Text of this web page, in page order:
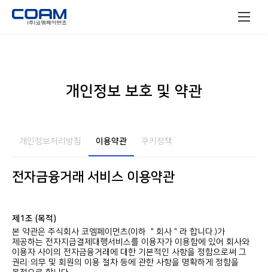
개인정보 보호 및 약관
개인정보처리방침 이용약관 쿠키정책
전자금융거래 서비스 이용약관
제1조 (목적)
본 약관은 주식회사 코엠페이먼츠(이하 ＂회사＂라 합니다.)가
제공하는 전자지급결제대행서비스를 이용자가 이용함에 있어 회사와
이용자 사이의 전자금융거래에 대한 기본적인 사항을 정함으로써 그
권리·의무 및 회원의 이용 절차 등에 관한 사항을 명확하게 정함을